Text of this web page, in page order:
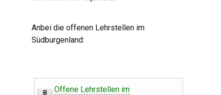
Anbei die offenen Lehrstellen im
Südburgenland:
Offene Lehrstellen im